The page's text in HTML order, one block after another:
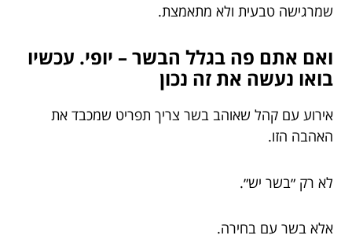
שמרגישה טבעית ולא מתאמצת.
ואם אתם פה בגלל הבשר – יופי. עכשיו
בואו נעשה את זה נכון
אירוע עם קהל שאוהב בשר צריך תפריט שמכבד את
האהבה הזו.
לא רק ״בשר יש״.
אלא בשר עם בחירה.